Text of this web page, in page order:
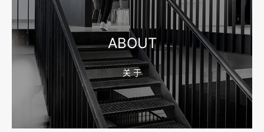
宁波制造业网站建设公司怎么选？先看产品询盘字段
2026-08-02 17:58:44
工厂短视频拍摄后，怎样放进官网帮助客户判断实力
ABOUT
关 于